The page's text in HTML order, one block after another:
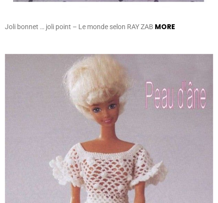
Joli bonnet … joli point – Le monde selon RAY ZAB MORE